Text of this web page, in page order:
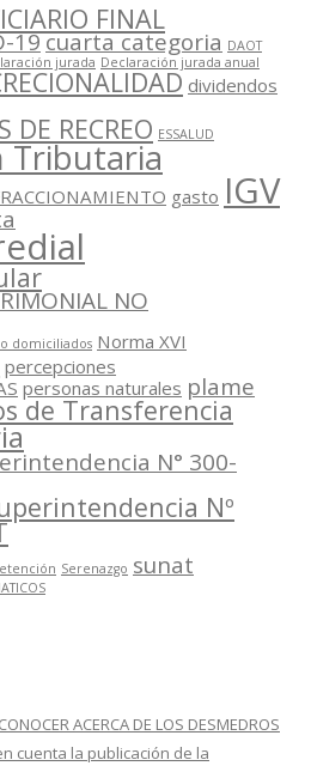
FINAL
19cuarta categoria DAOT
jurada Declaración jurada anual
dividendos
DE RECREO ESSALUD
Tributaria
gasto IGV
NO
domiciliados Norma XVI
percepciones
personas naturales plame
de Transferencia
N° 300-
Nº
Serenazgo sunat
ACERCA DE LOS DESMEDROS
cuenta la publicación de la